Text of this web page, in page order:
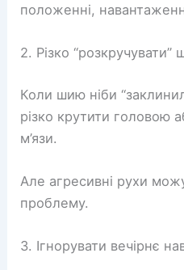
положенні,
2. Різко “розкручувати”
Коли шию ніби
різко крутити головою
м’язи.
Але агресивні рухи
проблему.
3. Ігнорувати вечірнє